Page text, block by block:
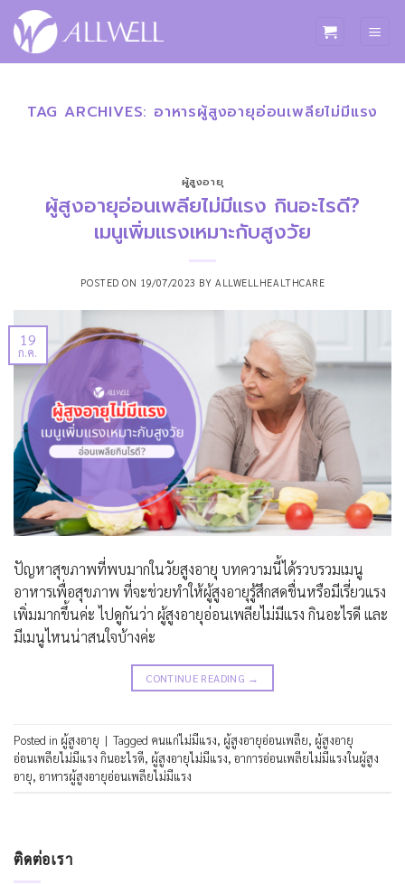
ข้าม
ไป
TAG ARCHIVES: อาหารผู้สูงอายุอ่อนเพลียไม่มีแรง
ผู้สูงอายุ
ผู้สูงอายุอ่อนเพลียไม่มีแรง กินอะไรดี?
เมนูเพิ่มแรงเหมาะกับสูงวัย
POSTED ON 19/07/2023 BY ALLWELLHEALTHCARE
19
ก.ค.
ปัญหาสุขภาพที่พบมากในวัยสูงอายุ บทความนี้ได้รวบรวมเมนู
อาหารเพื่อสุขภาพ ที่จะช่วยทำให้ผู้สูงอายุรู้สึกสดชื่นหรือมีเรี่ยวแรง
เพิ่มมากขึ้นค่ะ ไปดูกันว่า ผู้สูงอายุอ่อนเพลียไม่มีแรง กินอะไรดี และ
มีเมนูไหนน่าสนใจบ้างค่ะ
CONTINUE READING →
Posted in ผู้สูงอายุ | Tagged คนแก่ไม่มีแรง, ผู้สูงอายุอ่อนเพลีย, ผู้สูงอายุ
อ่อนเพลียไม่มีแรง กินอะไรดี, ผู้สูงอายุไม่มีแรง, อาการอ่อนเพลียไม่มีแรงในผู้สูง
อายุ, อาหารผู้สูงอายุอ่อนเพลียไม่มีแรง
ติดต่อเรา